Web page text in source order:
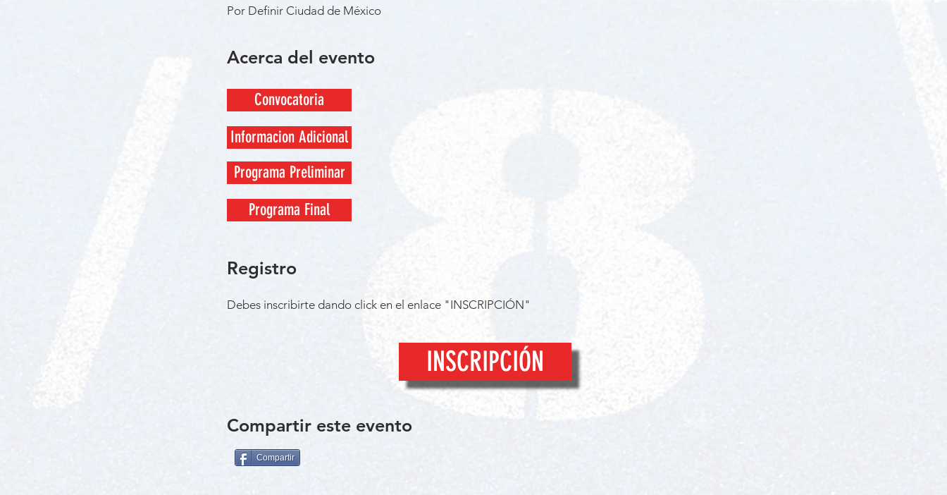
Por Definir Ciudad de México
Acerca del evento
Convocatoria
Informacion Adicional
Programa Preliminar
Programa Final
Registro
Debes inscribirte dando click en el enlace "INSCRIPCIÓN"
INSCRIPCIÓN
Compartir este evento
Compartir